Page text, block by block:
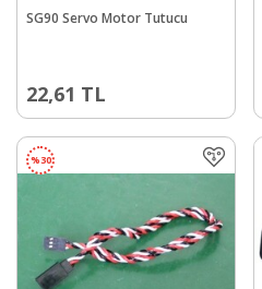
SG90 Servo Motor Tutucu
22,61 TL
%30